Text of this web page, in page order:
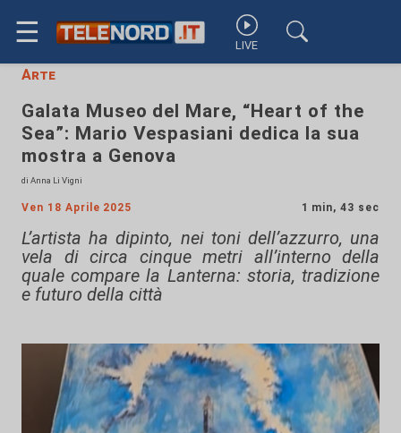
☰ LIVE
Arte
Galata Museo del Mare, “Heart of the
Sea”: Mario Vespasiani dedica la sua
mostra a Genova
di Anna Li Vigni
Ven 18 Aprile 2025 1 min, 43 sec
L’artista ha dipinto, nei toni dell’azzurro, una
vela di circa cinque metri all’interno della
quale compare la Lanterna: storia, tradizione
e futuro della città